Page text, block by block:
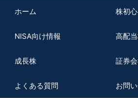
ホーム 株初
NISA向け情報 高配
成長株 証券
よくある質問 お問